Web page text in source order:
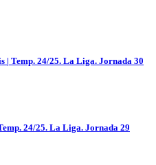
| Temp. 24/25. La Liga. Jornada 30
24/25. La Liga. Jornada 29